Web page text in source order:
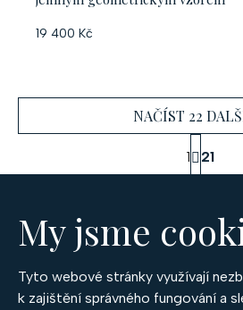
My jsme
Tyto webové stránky využívají
k zajištění správného fungování a
19 400 Kč
O
l
á
d
a
NAČÍST 22
S
t
r
k
v
á
1
21
NAHORU